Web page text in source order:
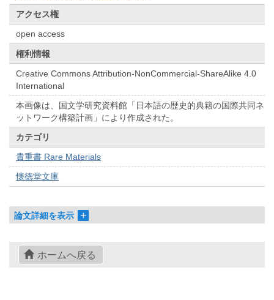
アクセス権
open access
権利情報
Creative Commons Attribution-NonCommercial-ShareAlike 4.0
International
本画像は、国文学研究資料館「日本語の歴史的典籍の国際共同ネ
ットワーク構築計画」により作成された。
カテゴリ
貴重書 Rare Materials
懐徳堂文庫
論文詳細を表示
ホームへ戻る